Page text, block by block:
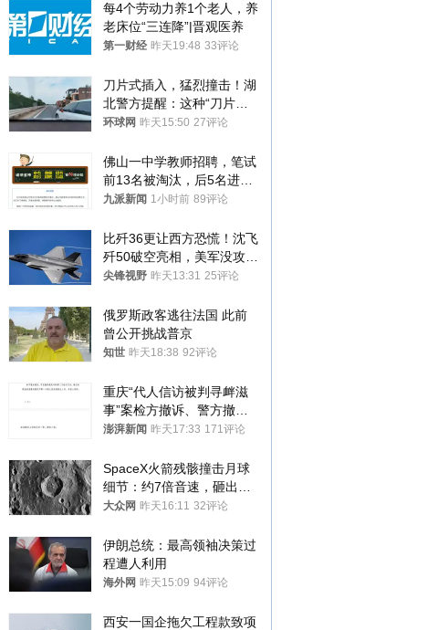
每4个劳动力养1个老人，养
老床位“三连降”|晋观医养
第一财经 昨天19:48 33评论
刀片式插入，猛烈撞击！湖
北警方提醒：这种“刀片超
车”，太危险了
环球网 昨天15:50 27评论
佛山一中学教师招聘，笔试
前13名被淘汰，后5名进体
检，被疑萝卜岗，官方通
九派新闻 1小时前 89评论
比歼36更让西方恐慌！沈飞
歼50破空亮相，美军没攻克
的技术被拿下
尖锋视野 昨天13:31 25评论
俄罗斯政客逃往法国 此前
曾公开挑战普京
知世 昨天18:38 92评论
重庆“代人信访被判寻衅滋
事”案检方撤诉、警方撤
案，两被告人获国赔
澎湃新闻 昨天17:33 171评论
SpaceX火箭残骸撞击月球
细节：约7倍音速，砸出直
径约30米撞击坑
大众网 昨天16:11 32评论
伊朗总统：最高领袖决策过
程遭人利用
海外网 昨天15:09 94评论
西安一国企拖欠工程款致项